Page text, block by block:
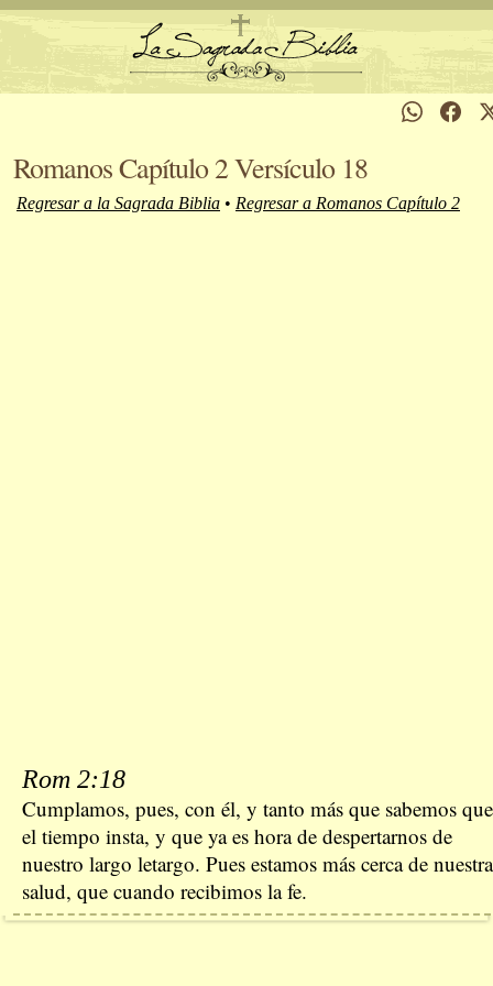
Romanos Capítulo 2 Versículo 18
Regresar a la Sagrada Biblia • Regresar a Romanos Capítulo 2
Rom 2:18
Cumplamos, pues, con él, y tanto más que sabemos que
el tiempo insta, y que ya es hora de despertarnos de
nuestro largo letargo. Pues estamos más cerca de nuestra
salud, que cuando recibimos la fe.